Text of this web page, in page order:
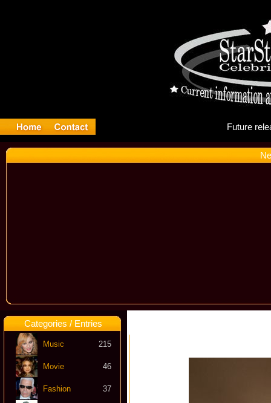
Categories / Entries
Music 215
Movie 46
Fashion 37